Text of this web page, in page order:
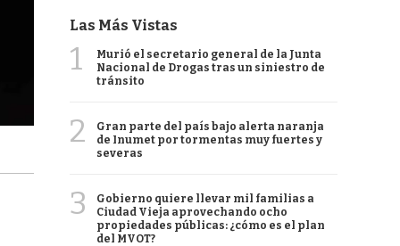
Las Más Vistas
1
Murió el secretario general de la Junta
Nacional de Drogas tras un siniestro de
tránsito
2
Gran parte del país bajo alerta naranja
de Inumet por tormentas muy fuertes y
severas
3
Gobierno quiere llevar mil familias a
Ciudad Vieja aprovechando ocho
propiedades públicas: ¿cómo es el plan
del MVOT?